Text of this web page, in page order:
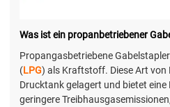
Was ist ein propanbetriebener
Propangasbetriebene
(LPG) als Kraftstoff. Diese Art
Drucktank gelagert und bietet
geringere